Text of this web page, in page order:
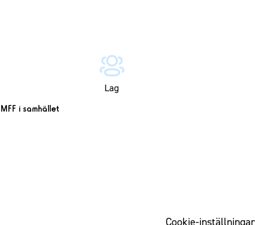
Lag
MFF i samhället
Cookie-inställningar